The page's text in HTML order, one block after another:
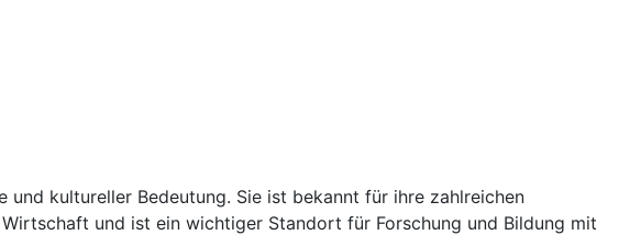
kultureller Bedeutung. Sie ist bekannt für ihre zahlreichen
und ist ein wichtiger Standort für Forschung und Bildung mit